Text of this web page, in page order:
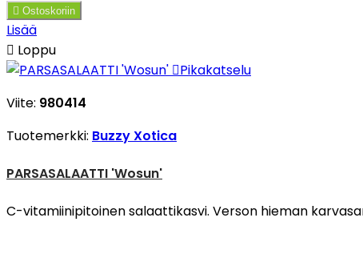
 Ostoskoriin
Lisää
 Loppu
Pikakatselu
Viite: 980414
Tuotemerkki: Buzzy Xotica
PARSASALAATTI 'Wosun'
C-vitamiinipitoinen salaattikasvi. Verson hieman